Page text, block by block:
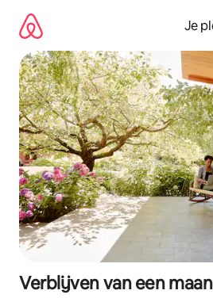
direct
naar
inhoud
Je
Verblijven van een